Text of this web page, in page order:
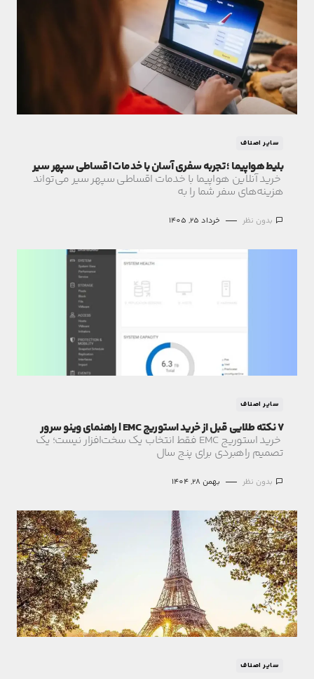
سایر اصناف
بلیط هواپیما ؛ تجربه سفری آسان با خدمات اقساطی سپهر سیر
خرید آنلاین هواپیما با خدمات اقساطی سپهر سیر می‌تواند
هزینه‌های سفر شما را به
بدون نظر خرداد 25, 1405
سایر اصناف
7 نکته طلایی قبل از خرید استوریج EMC | راهنمای وینو سرور
خرید استوریج EMC فقط انتخاب یک سخت‌افزار نیست؛ یک
تصمیم راهبردی برای پنج سال
بدون نظر بهمن 28, 1404
سایر اصناف